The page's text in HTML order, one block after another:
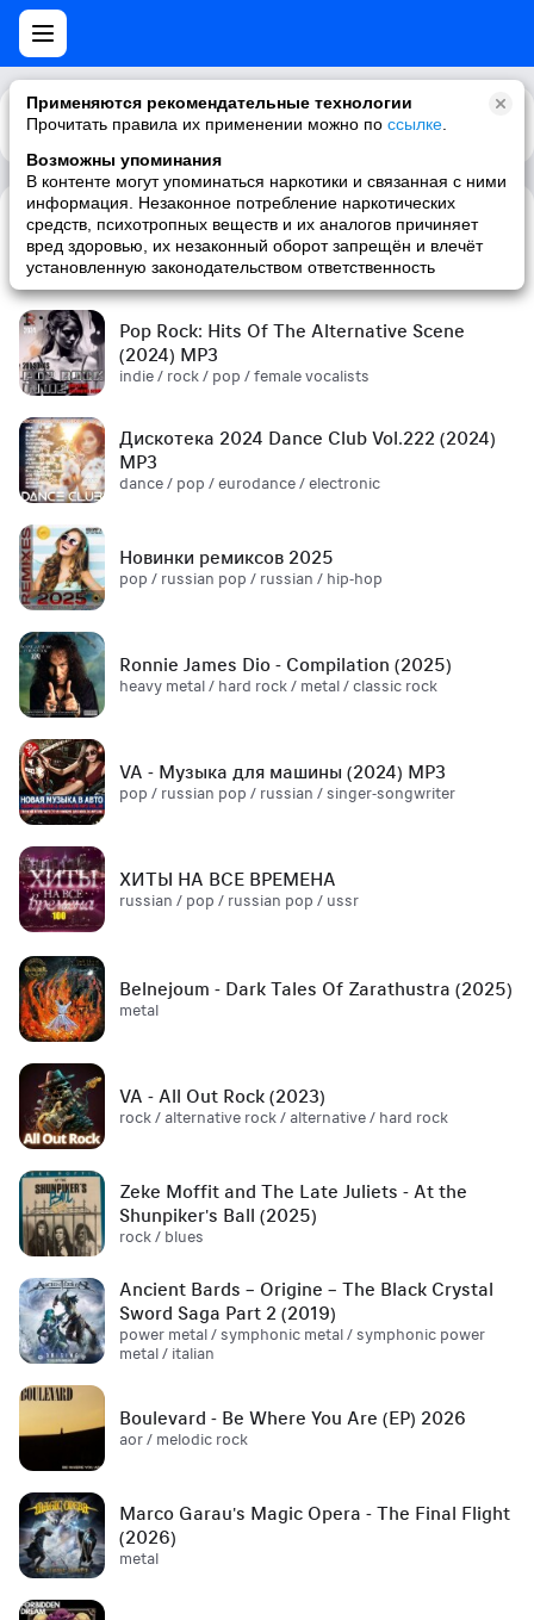
Применяются рекомендательные технологии
Прочитать правила их применении можно по ссылке
Возможны упоминания
В контенте могут упоминаться наркотики и связанная с ними
информация. Незаконное потребление наркотических
средств, психотропных веществ и их аналогов причиняет
вред здоровью, их незаконный оборот запрещён и влечёт
установленную законодательством ответственность
Каталог Рекомендации
Сборник! '90s (2024) MP3
pop / russian pop / russian / '90s
Pop Rock: Hits Of The Alternative Scene
(2024) MP3
indie / rock / pop / female vocalists
Дискотека 2024 Dance Club Vol.222 (2024)
MP3
dance / pop / eurodance / electronic
Новинки ремиксов 2025
pop / russian pop / russian / hip-hop
Ronnie James Dio - Compilation (2025)
heavy metal / hard rock / metal / classic rock
VA - Музыка для машины (2024) MP3
pop / russian pop / russian / singer-songwriter
ХИТЫ НА ВСЕ ВРЕМЕНА
russian / pop / russian pop / ussr
Belnejoum - Dark Tales Of Zarathustra (2025)
metal
VA - All Out Rock (2023)
rock / alternative rock / alternative / hard rock
Zeke Moffit and The Late Juliets - At the
Shunpiker's Ball (2025)
rock / blues
Ancient Bards – Origine – The Black Crystal
Sword Saga Part 2 (2019)
power metal / symphonic metal / symphonic power
metal / italian
Boulevard - Be Where You Are (EP) 2026
aor / melodic rock
Marco Garau's Magic Opera - The Final Flight
(2026)
metal